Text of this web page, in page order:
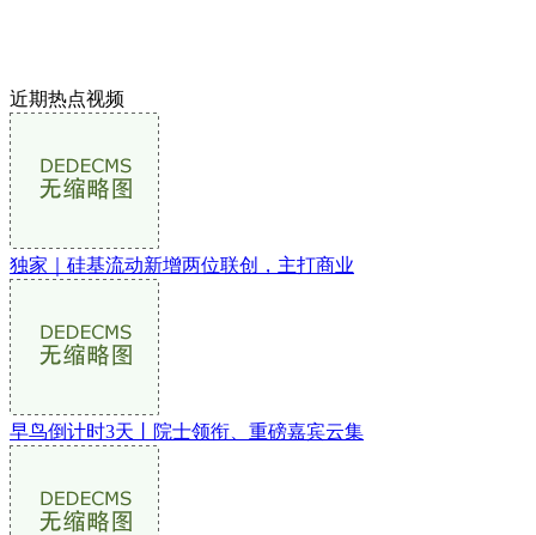
近期热点视频
独家｜硅基流动新增两位联创，主打商业
早鸟倒计时3天丨院士领衔、重磅嘉宾云集